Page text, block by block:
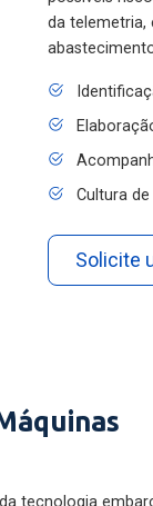
da
Cultura
Solicite
tecnologia